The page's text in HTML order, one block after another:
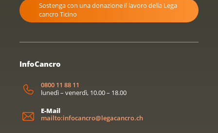
Sostenga con una donazione il lavoro della Lega
cancro Ticino
InfoCancro
0800 11 88 11
lunedì – venerdì, 10.00 – 18.00
E-Mail
mailto:infocancro@legacancro.ch